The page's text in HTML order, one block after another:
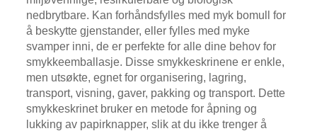
nedbrytbare. Kan forhåndsfylles med myk bomull for
å beskytte gjenstander, eller fylles med myke
svamper inni, de er perfekte for alle dine behov for
smykkeemballasje. Disse smykkeskrinene er enkle,
men utsøkte, egnet for organisering, lagring,
transport, visning, gaver, pakking og transport. Dette
smykkeskrinet bruker en metode for åpning og
lukking av papirknapper, slik at du ikke trenger å